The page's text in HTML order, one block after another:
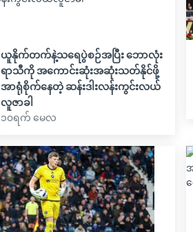
ယူနိုက်တက်နဲ့သရေပွဲစဉ်အပြီး ဘောလုံး
ရာသီကို အကောင်းဆုံးအဆုံးသတ်နိုင်ဖို့
အာရုံစိုက်နေတဲ့ ဆန်းဒါးလန်းကွင်းလယ်
လူဇာခါ
၁၀ရက် မေလ